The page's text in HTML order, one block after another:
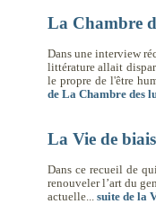
La Chambre
Dans une interview
littérature allait
le propre de l'être
de La Chambre des
La Vie de biais
Dans ce recueil de
renouveler l’art du
actuelle... suite de la